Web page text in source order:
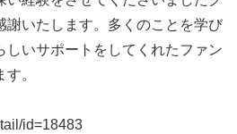
謝いたします。多くのことを学び
しいサポートをしてくれたファン
。
id=18483